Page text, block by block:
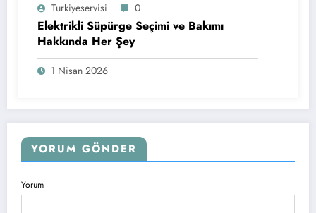
Turkiyeservisi 0
Elektrikli Süpürge Seçimi ve Bakımı
Hakkında Her Şey
1 Nisan 2026
YORUM GÖNDER
Yorum